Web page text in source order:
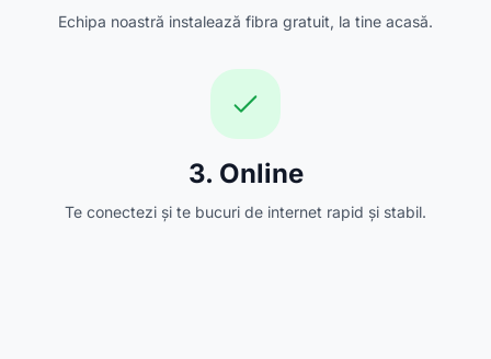
Echipa noastră instalează fibra gratuit, la tine acasă.
3. Online
Te conectezi și te bucuri de internet rapid și stabil.